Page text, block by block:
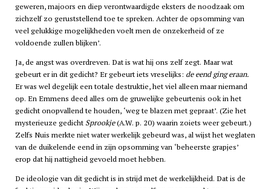
geweren, majoors en diep verontwaardigde eksters de noodzaak om
zichzelf zo geruststellend toe te spreken. Achter de opsomming van
veel gelukkige mogelijkheden voelt men de onzekerheid of ze
voldoende zullen blijken’.
Ja, de angst was overdreven. Dat is wat hij ons zelf zegt. Maar wat
gebeurt er in dit gedicht? Er gebeurt iets vreselijks: de eend ging eraan.
Er was wel degelijk een totale destruktie, het viel alleen maar niemand
op. En Emmens deed alles om de gruwelijke gebeurtenis ook in het
gedicht onopvallend te houden, ‘weg te blazen met gepraat’. (Zie het
mysterieuze gedicht Sprookje(A.W. p. 20) waarin zoiets weer gebeurt.)
Zelfs Nuis merkte niet water werkelijk gebeurd was, al wijst het weglaten
van de duikelende eend in zijn opsomming van ‘beheerste grapjes’
erop dat hij nattigheid gevoeld moet hebben.
De ideologie van dit gedicht is in strijd met de werkelijkheid. Dat is de